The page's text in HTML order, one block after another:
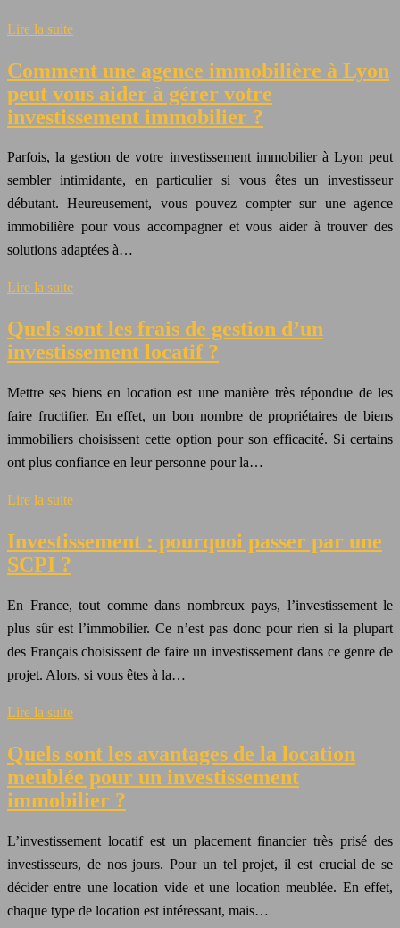
Lire la suite
Comment une agence immobilière à Lyon
peut vous aider à gérer votre
investissement immobilier ?
Parfois, la gestion de votre investissement immobilier à Lyon peut
sembler intimidante, en particulier si vous êtes un investisseur
débutant. Heureusement, vous pouvez compter sur une agence
immobilière pour vous accompagner et vous aider à trouver des
solutions adaptées à…
Lire la suite
Quels sont les frais de gestion d’un
investissement locatif ?
Mettre ses biens en location est une manière très répondue de les
faire fructifier. En effet, un bon nombre de propriétaires de biens
immobiliers choisissent cette option pour son efficacité. Si certains
ont plus confiance en leur personne pour la…
Lire la suite
Investissement : pourquoi passer par une
SCPI ?
En France, tout comme dans nombreux pays, l’investissement le
plus sûr est l’immobilier. Ce n’est pas donc pour rien si la plupart
des Français choisissent de faire un investissement dans ce genre de
projet. Alors, si vous êtes à la…
Lire la suite
Quels sont les avantages de la location
meublée pour un investissement
immobilier ?
L’investissement locatif est un placement financier très prisé des
investisseurs, de nos jours. Pour un tel projet, il est crucial de se
décider entre une location vide et une location meublée. En effet,
chaque type de location est intéressant, mais…